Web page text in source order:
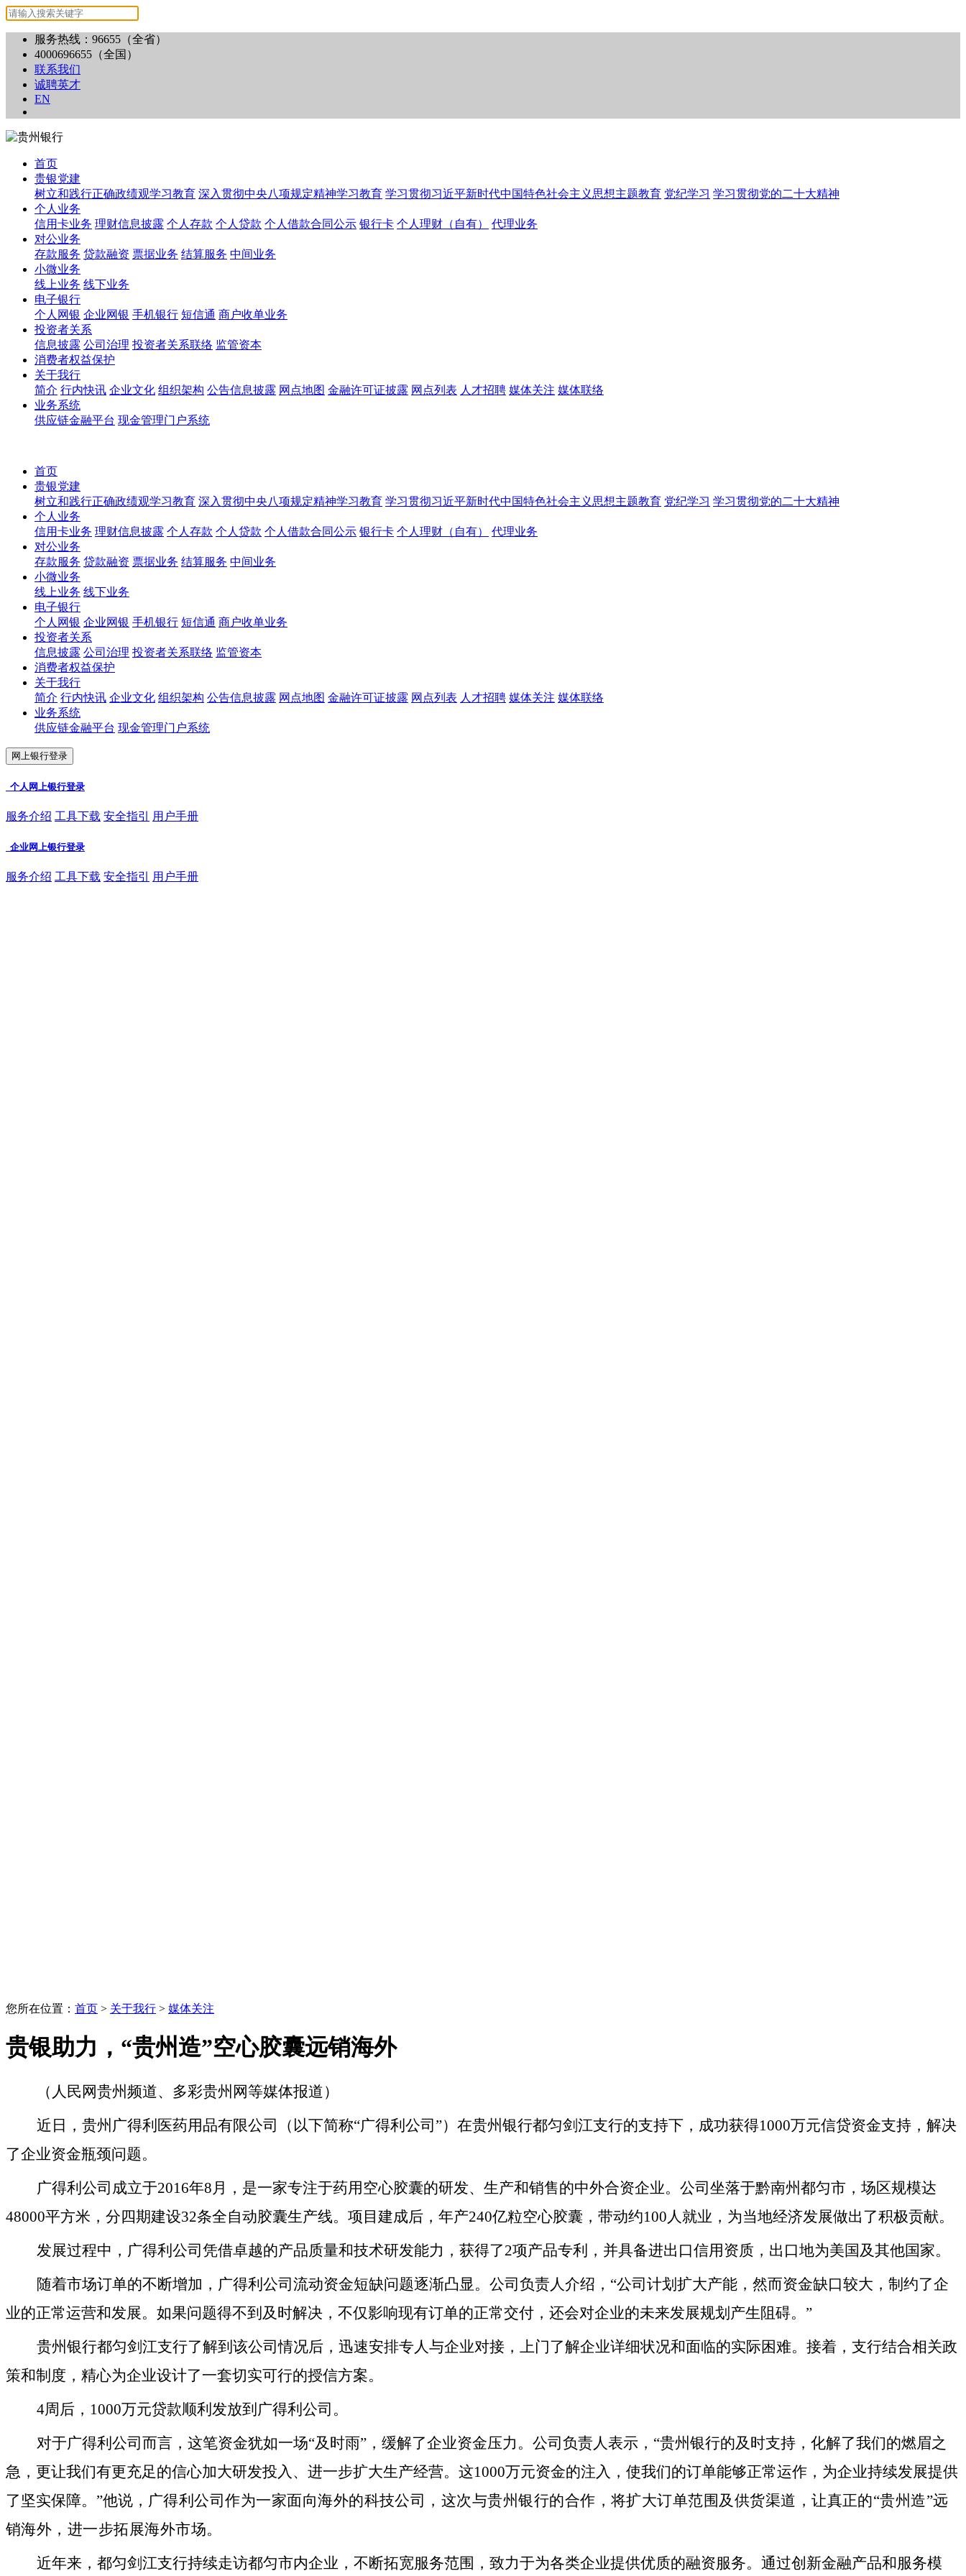
服务热线：96655（全省）
4000696655（全国）
联系我们
诚聘英才
EN
首页
贵银党建
树立和践行正确政绩观学习教育 深入贯彻中央八项规定精神学习教育 学习贯彻习近平新时代中国特色社会主义思想主题教育 党纪学习 学习贯彻党的二十大精神
个人业务
信用卡业务 理财信息披露 个人存款 个人贷款 个人借款合同公示 银行卡 个人理财（自有）
代理业务
对公业务
存款服务 贷款融资 票据业务 结算服务 中间业务
小微业务
线上业务 线下业务
电子银行
个人网银 企业网银 手机银行 短信通 商户收单业务
投资者关系
信息披露 公司治理 投资者关系联络 监管资本
消费者权益保护
关于我行
简介 行内快讯 企业文化 组织架构 公告信息披露 网点地图 金融许可证披露 网点列表 人才招聘 媒体关注 媒体联络
业务系统
供应链金融平台 现金管理门户系统
首页
贵银党建
树立和践行正确政绩观学习教育 深入贯彻中央八项规定精神学习教育 学习贯彻习近平新时代中国特色社会主义思想主题教育 党纪学习 学习贯彻党的二十大精神
个人业务
信用卡业务 理财信息披露 个人存款 个人贷款 个人借款合同公示 银行卡 个人理财（自有）
代理业务
对公业务
存款服务 贷款融资 票据业务 结算服务 中间业务
小微业务
线上业务 线下业务
电子银行
个人网银 企业网银 手机银行 短信通 商户收单业务
投资者关系
信息披露 公司治理 投资者关系联络 监管资本
消费者权益保护
关于我行
简介 行内快讯 企业文化 组织架构 公告信息披露 网点地图 金融许可证披露 网点列表 人才招聘 媒体关注 媒体联络
业务系统
供应链金融平台 现金管理门户系统
网上银行登录
个人网上银行登录
服务介绍 工具下载 安全指引 用户手册
企业网上银行登录
服务介绍 工具下载 安全指引 用户手册
您所在位置： 首页 > 关于我行 > 媒体关注
贵银助力，“贵州造”空心胶囊远销海外
（ 人民网贵州频道、多彩贵州网等媒体报道）
近日，贵州广得利医药用品有限公司（以下简称“广得利公司”）在贵州银行都匀剑江支行的支持下，成功获得1000万元信贷资金支持，解决
了企业资金瓶颈问题。
广得利公司成立于2016年8月，是一家专注于药用空心胶囊的研发、生产和销售的中外合资企业。公司坐落于黔南州都匀市，场区规模达
48000平方米，分四期建设32条全自动胶囊生产线。项目建成后，年产240亿粒空心胶囊，带动约100人就业，为当地经济发展做出了积极贡献。
发展过程中，广得利公司凭借卓越的产品质量和技术研发能力，获得了2项产品专利，并具备进出口信用资质，出口地为美国及其他国家。
随着市场订单的不断增加，广得利公司流动资金短缺问题逐渐凸显。公司负责人介绍，“公司计划扩大产能，然而资金缺口较大，制约了企
业的正常运营和发展。如果问题得不到及时解决，不仅影响现有订单的正常交付，还会对企业的未来发展规划产生阻碍。”
贵州银行都匀剑江支行了解到该公司情况后，迅速安排专人与企业对接，上门了解企业详细状况和面临的实际困难。接着，支行结合相关政
策和制度，精心为企业设计了一套切实可行的授信方案。
4周后，1000万元贷款顺利发放到广得利公司。
对于广得利公司而言，这笔资金犹如一场“及时雨”，缓解了企业资金压力。公司负责人表示，“贵州银行的及时支持，化解了我们的燃眉之
急，更让我们有更充足的信心加大研发投入、进一步扩大生产经营。这1000万元资金的注入，使我们的订单能够正常运作，为企业持续发展提供
了坚实保障。”他说， 广得利公司作为一家面向海外的科技公司，这次与贵州银行的合作，将扩大订单范围及供货渠道，让真正的“贵州造”远
销海外，进一步拓展海外市场。
近年来，都匀剑江支行持续走访都匀市内企业，不断拓宽服务范围，致力于为各类企业提供优质的融资服务。通过创新金融产品和服务模